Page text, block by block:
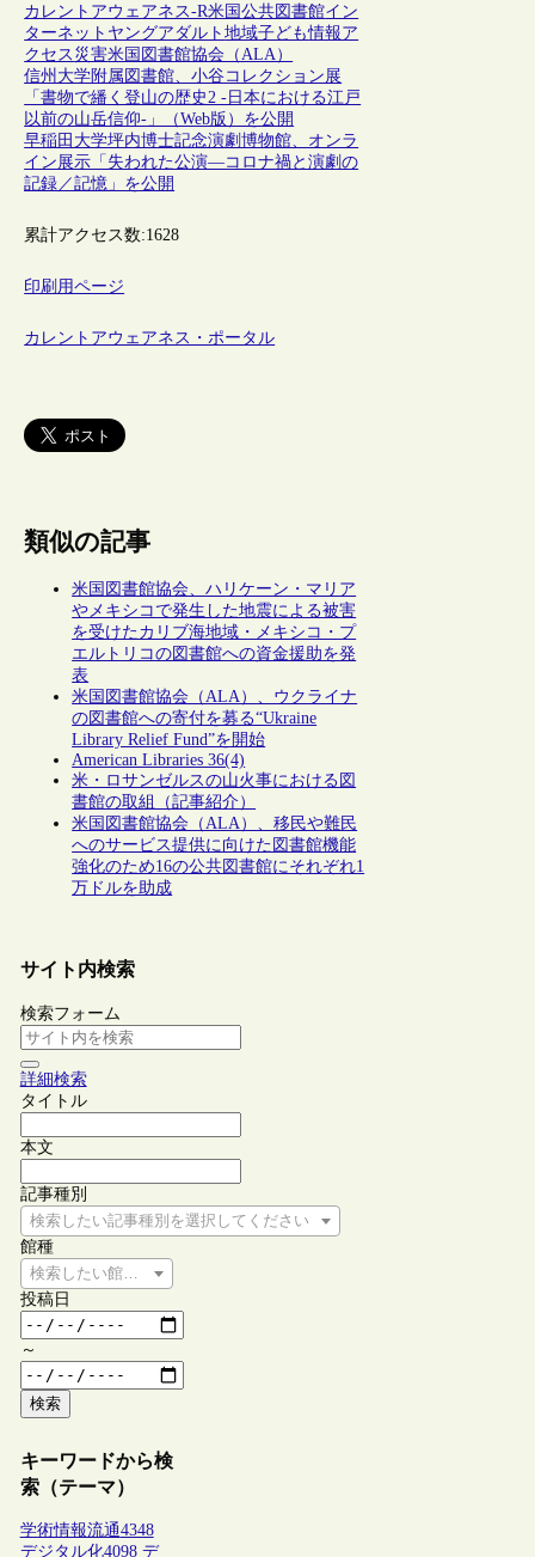
カレントアウェアネス-R米国公共図書館イン
ターネット ヤングアダルト地域子ども情報ア
クセス 災害米国図書館協会（ALA）
信州大学附属図書館、小谷コレクション展
「書物で繙く登山の歴史2 -日本における江戸
以前の山岳信仰-」（Web版）を公開
早稲田大学坪内博士記念演劇博物館、オンラ
イン展示「失われた公演―コロナ禍と演劇の
記録／記憶」を公開
累計アクセス数:1628
印刷用ページ
カレントアウェアネス・ポータル
類似の記事
米国図書館協会、ハリケーン・マリア
やメキシコで発生した地震による被害
を受けたカリブ海地域・メキシコ・プ
エルトリコの図書館への資金援助を発
表
米国図書館協会（ALA）、ウクライナ
の図書館への寄付を募る“Ukraine
Library Relief Fund”を開始
American Libraries 36(4)
米・ロサンゼルスの山火事における図
書館の取組（記事紹介）
米国図書館協会（ALA）、移民や難民
へのサービス提供に向けた図書館機能
強化のため16の公共図書館にそれぞれ1
万ドルを助成
サイト内検索
検索フォーム
詳細検索
タイトル
本文
記事種別
検索したい記事種別を選択してください
館種
検索したい館種を選択してください
投稿日
～
検索
キーワードから検
索（テーマ）
学術情報流通4348
デジタル化4098 デ